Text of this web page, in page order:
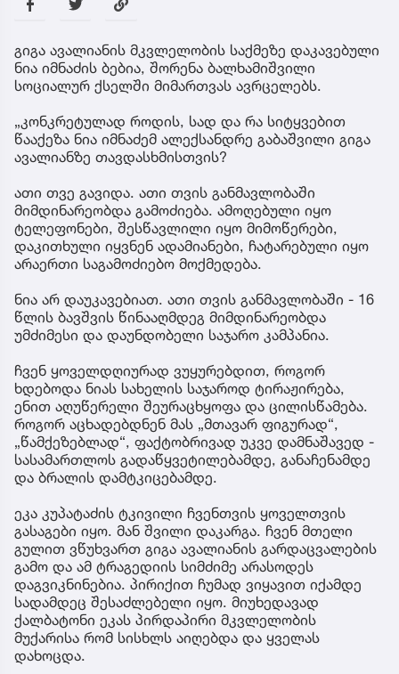
გიგა ავალი­ანის მკვლელობის საქმეზე დაკავებული
ნია იმნაძის ბებია, შორენა ბალხამიშვილი
სოციალურ ქსელში მიმართვას ავრცელებს.
„კონკრეტულად როდის, სად და რა სიტყვებით
წააქეზა ნია იმნაძემ ალექსანდრე გაბაშვილი გიგა
ავალიანზე თავდასხმისთვის?
ათი თვე გავიდა. ათი თვის განმავლობაში
მიმდინარეობდა გამოძიება. ამოღებული იყო
ტელეფონები, შესწავლილი იყო მიმოწერები,
დაკითხული იყვნენ ადამიანები, ჩატარებული იყო
არაერთი საგამოძიებო მოქმედება.
ნია არ დაუკავებიათ. ათი თვის განმავლობაში - 16
წლის ბავშვის წინააღმდეგ მიმდინარეობდა
უმძიმესი და დაუნდობელი საჯარო კამპანია.
ჩვენ ყოველდღიურად ვუყურებდით, როგორ
ხდებოდა ნიას სახელის საჯაროდ ტირაჟირება,
ენით აღუწერელი შეურაცხყოფა და ცილისწამება.
როგორ აცხადებდნენ მას „მთავარ ფიგურად“,
„წამქეზებლად“, ფაქტობრივად უკვე დამნაშავედ -
სასამართლოს გადაწყვეტილებამდე, განაჩენამდე
და ბრალის დამტკიცებამდე.
ეკა კუპატაძის ტკივილი ჩვენთვის ყოველთვის
გასაგები იყო. მან შვილი დაკარგა. ჩვენ მთელი
გულით ვწუხვართ გიგა ავალიანის გარდაცვალების
გამო და ამ ტრაგედიის სიმძიმე არასოდეს
დაგვიკნინებია. პირიქით ჩუმად ვიყავით იქამდე
სადამდეც შესაძლებელი იყო. მიუხედავად
ქალბატონი ეკას პირდაპირი მკვლელობის
მუქარისა რომ სისხლს აიღებდა და ყველას
დახოცდა.